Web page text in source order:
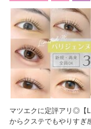
マツエクに定評アリ◎【
からクステでもやりすぎ